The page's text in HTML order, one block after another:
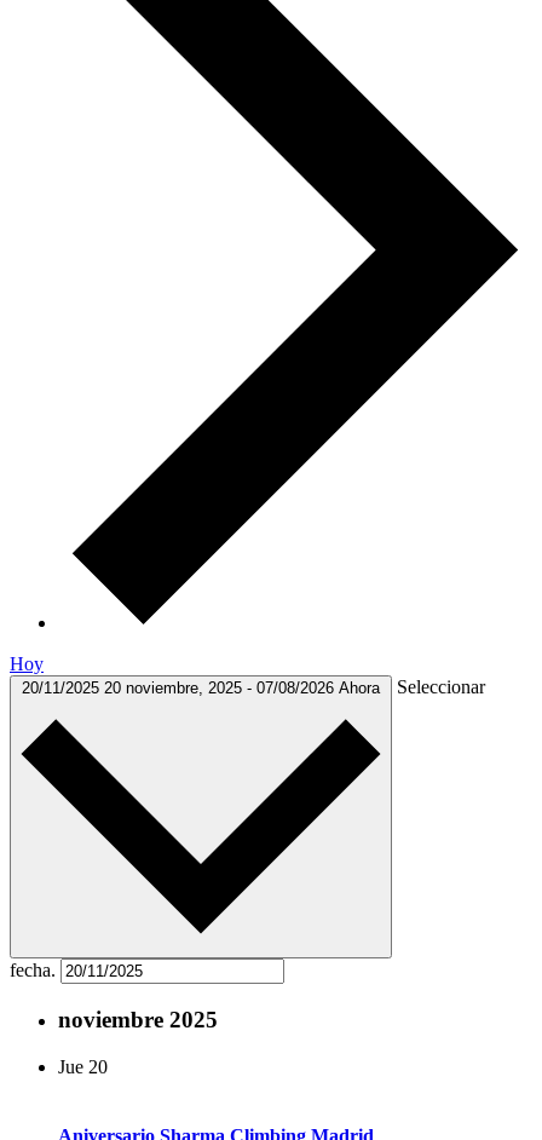
Hoy
20/11/2025 20 noviembre, 2025 - 07/08/2026 Ahora Seleccionar
fecha.
noviembre 2025
Jue 20